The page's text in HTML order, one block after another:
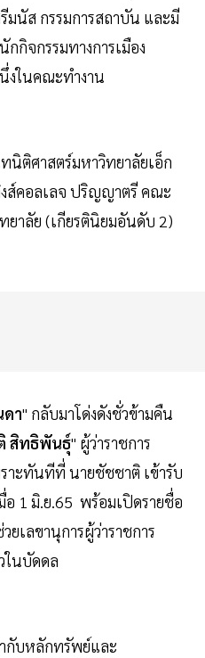
นัส กรรมการสถาบัน และมี
กิจกรรมทางการเมือง
ในคณะทำงาน
ติศาสตร์มหาวิทยาลัยเอ็ก
ส์คอลเลจ ปริญญาตรี คณะ
าลัย (เกียรตินิยมอันดับ 2)
า" กลับมาโด่งดังชั่วข้ามคืน
สิทธิพันธุ์" ผู้ว่าราชการ
าะทันทีที่ นายชัชชาติ เข้ารับ
อ 1 มิ.ย.65 พร้อมเปิดรายชื่อ
ยเลขานุการผู้ว่าราชการ
ในบัดดล
กับหลักทรัพย์และ